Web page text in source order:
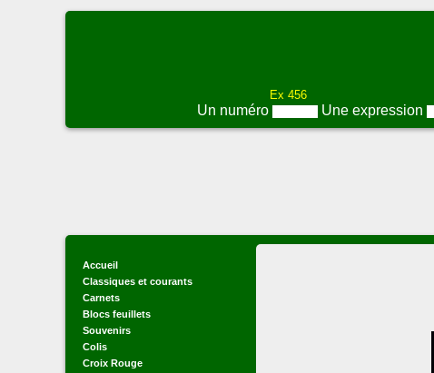
Ex 456
Un numéro Une expression
Accueil
Classiques et courants
Carnets
Blocs feuillets
Souvenirs
Colis
Croix Rouge